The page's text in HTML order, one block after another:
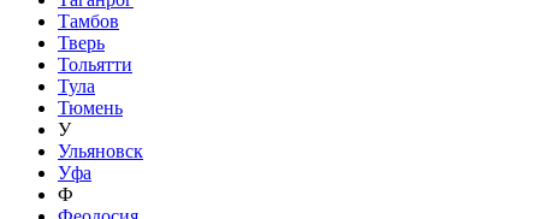
Тамбов
Тверь
Тольятти
Тула
Тюмень
У
Ульяновск
Уфа
Ф